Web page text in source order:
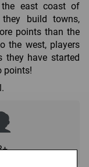
east coast of
build towns,
points than the
the west, players
they have started
points!